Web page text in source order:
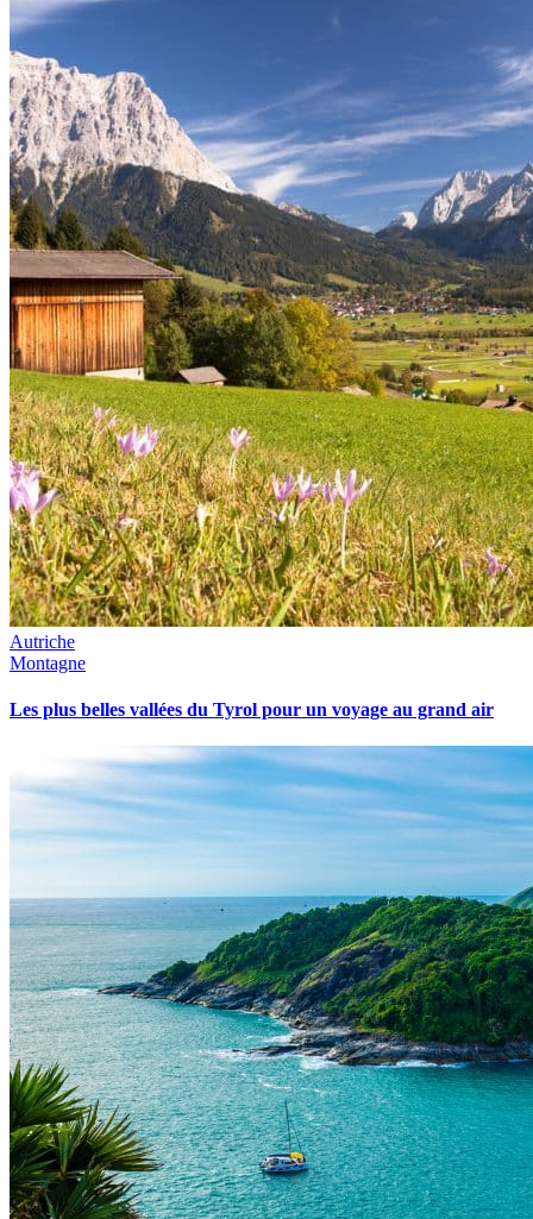
Autriche
Montagne
Les plus belles vallées du Tyrol pour un voyage au grand air